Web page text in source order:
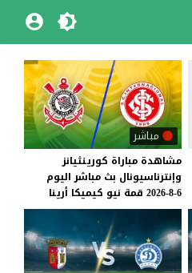
مباشر
مشاهدة مباراة كورينثيانز
وإنترناسيونال بث مباشر اليوم
6-8-2026
قمة نيو كيميكا أرينا